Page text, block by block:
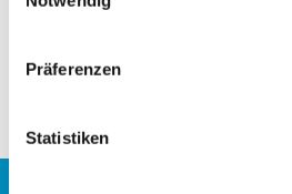
Präferenzen
Statistiken
gehst Du am Ende des Tages